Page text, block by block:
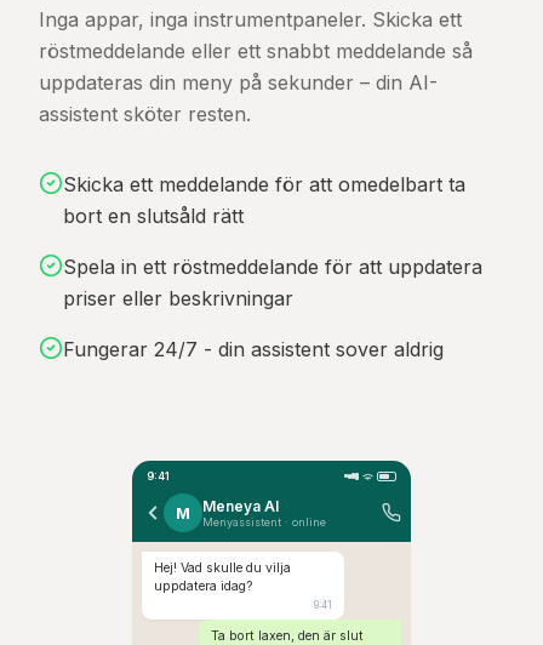
Inga appar, inga instrumentpaneler. Skicka ett
röstmeddelande eller ett snabbt meddelande så
uppdateras din meny på sekunder – din AI-
assistent sköter resten.
Skicka ett meddelande för att omedelbart ta
bort en slutsåld rätt
Spela in ett röstmeddelande för att uppdatera
priser eller beskrivningar
Fungerar 24/7 - din assistent sover aldrig
9:41
M Meneya AI
Menyassistent · online
Hej! Vad skulle du vilja
uppdatera idag?
9:41
Ta bort laxen, den är slut